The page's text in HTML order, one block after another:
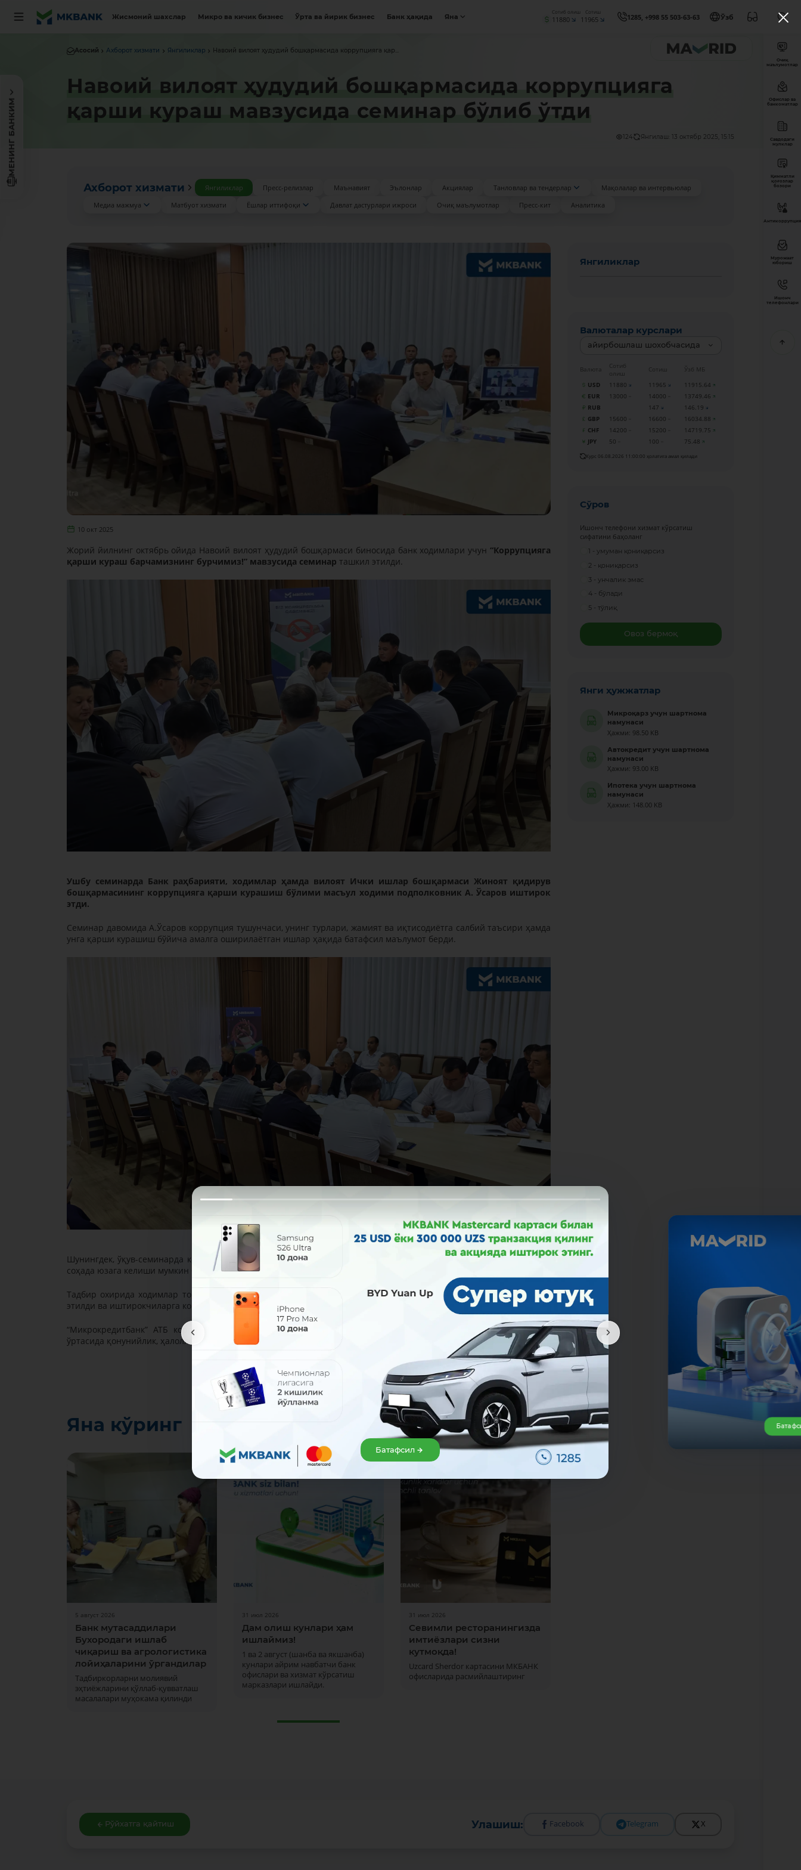
Жисмоний шахслар Микро ва кичик бизнес Ўрта ва йирик бизнес Банк ҳақида Яна
Сотиб олиш
11880
Сотиш
11965 1285, +998 55 503-63-63 Ўзб
МЕНИНГ БАНКИМ
Асосий Ахборот хизмати Янгиликлар Навоий вилоят ҳудудий бошқармасида коррупцияга қар...
Навоий вилоят ҳудудий бошқармасида коррупцияга
қарши кураш мавзусида семинар бўлиб ўтди
124 Янгилаш: 13 октябр 2025, 15:15
Ахборот хизмати Янгиликлар Пресс-релизлар Маънавият Эълонлар Акциялар Танловлар ва тендерлар
Мақолалар ва интервьюлар
Медиа мажмуа
Матбуот хизмати Ёшлар иттифоқи Давлат дастурлари ижроси Очиқ маълумотлар Пресс-кит Аналитика
10 окт 2025
Жорий йилнинг октябрь ойида Навоий вилоят ҳудудий бошқармаси биносида банк ходимлари учун“Коррупцияга
қарши кураш барчамизнинг бурчимиз!” мавзусида семинар ташкил этилди.
Ушбу семинарда Банк раҳбарияти, ходимлар ҳамда вилоят Ички ишлар бошқармаси Жиноят қидирув
бошқармасининг коррупцияга қарши курашиш бўлими масъул ходими подполковник А. Ўсаров иштирок
этди.
Семинар давомида А.Ўсаров коррупция тушунчаси, унинг турлари, жамият ва иқтисодиётга салбий таъсири ҳамда
унга қарши курашиш бўйича амалга оширилаётган ишлар ҳақида батафсил маълумот берди.
Шунингдек, ўқув-семинарда коррупцияга қарши қонунчилик асослари, ходимларнинг ҳуқуқ ва мажбуриятлари, бу
соҳада юзага келиши мумкин бўлган ҳуқуқбузарликларнинг олдини олишга доир тавсиялар берилди.
Тадбир охирида ходимлар томонидан мавзуга доир савол-жавоблар йўлланиб, фикрлар алмашинуви ҳам ташкил
этилди ва иштирокчиларга коррупция ҳолатларининг олдини олишда фаол иштирок этиш зарурлиги таъкидланди.
“Микрокредитбанк” АТБ коррупцияга қарши муросасиз муносабатда бўлиб, доимий равишда барча ходимлар
ўртасида қонунийлик, ҳалоллик ва шаффофлик тамойилларини қарор топтиришга алоҳида эътибор қаратади.
Банк Ахборот хизмати
Яна кўринг
5 август 2026
Банк мутасаддилари
Бухородаги ишлаб
чиқариш ва агрологистика
лойиҳаларини ўргандилар
Тадбиркорларни молиявий
эҳтиёжларини қўллаб-қувватлаш
масалалари муҳокама қилинди
31 июл 2026
Дам олиш кунлари ҳам
ишлаймиз!
1 ва 2 август (шанба ва якшанба)
кунлари айрим навбатчи банк
офислари ва хизмат кўрсатиш
марказлари ишлайди.
31 июл 2026
Севимли ресторанингизда
имтиёзлари сизни
кутмоқда!
Uzcard Sherdor картасини МКБАНК
офисларида расмийлаштиринг
Янгиликлар
Валюталар курслари
айирбошлаш шохобчасида
Валюта
Сотиб
олиш
Сотиш
Ўзб МБ
USD
11880 11965
11915.64
EUR
13000 14000
13749.46
RUB
147
146.19
GBP
15600 16600
16034.88
CHF
14200 15200
14719.75
JPY
50 100 75.48
Курс 06.08.2026 11:00:00 ҳолатига амал қилади
Сўров
Ишонч телефони хизмат кўрсатиш
сифатини баҳоланг
1 - умуман қониқарсиз
2 - қониқарсиз
3 - унчалик эмас
4 - бўлади
5 - тўлиқ
Овоз бермоқ
Янги ҳужжатлар
Микроқарз учун шартнома
намунаси
Ҳажми: 98.50 KB
Автокредит учун шартнома
намунаси
Ҳажми: 93.00 KB
Ипотека учун шартнома
намунаси
Ҳажми: 148.00 KB
Рўйхатга қайтиш Улашиш: Facebook Telegram X
Очиқ
маълумотлар
Офислар ва
банкоматлар
Савдодаги
мулклар
Қимматли
қоғозлар
бозори
Антикоррупция
Мурожаат
юбориш
Ишонч
телефонлари
Батафсил